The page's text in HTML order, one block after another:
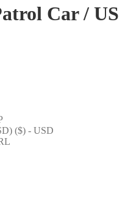
Car / US
($) - USD